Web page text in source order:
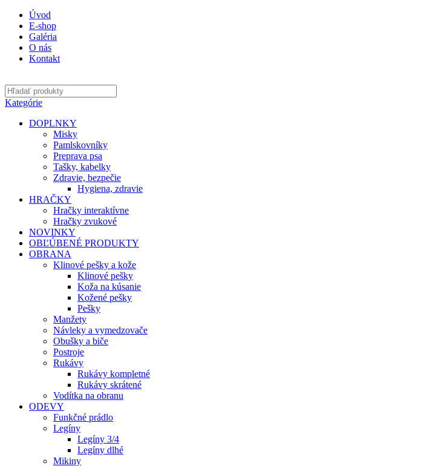
Úvod
E-shop
Galéria
O nás
Kontakt
Kategórie
DOPLNKY
Misky
Pamlskovníky
Preprava psa
Tašky, kabelky
Zdravie, bezpečie
Hygiena, zdravie
HRAČKY
Hračky interaktívne
Hračky zvukové
NOVINKY
OBĽÚBENÉ PRODUKTY
OBRANA
Klinové pešky a kože
Klinové pešky
Koža na kúsanie
Kožené pešky
Pešky
Manžety
Návleky a vymedzovače
Obušky a biče
Postroje
Rukávy
Rukávy kompletné
Rukávy skrátené
Vodítka na obranu
ODEVY
Funkčné prádlo
Legíny
Legíny 3/4
Legíny dlhé
Mikiny